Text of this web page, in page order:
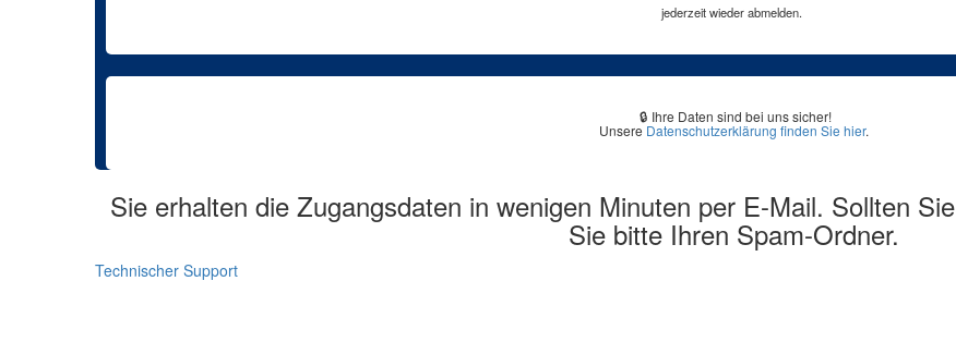
jederzeit wieder abmelden.
🔒 Ihre Daten sind bei uns sicher!
Unsere Datenschutzerklärung finden Sie hier.
Sie erhalten die Zugangsdaten in wenigen Minuten per E-Mail. Sollten
Sie bitte Ihren Spam-Ordner.
Technischer Support